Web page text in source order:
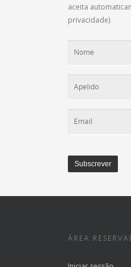
aceita
privacidade)
ÁREA